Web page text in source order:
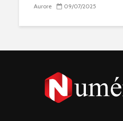
Aurore 09/07/2025